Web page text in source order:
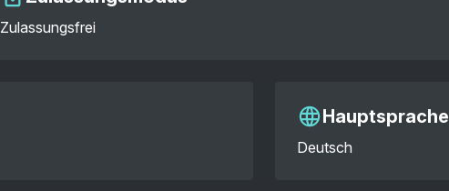
Zulassungsfrei
Hauptsprache
Deutsch